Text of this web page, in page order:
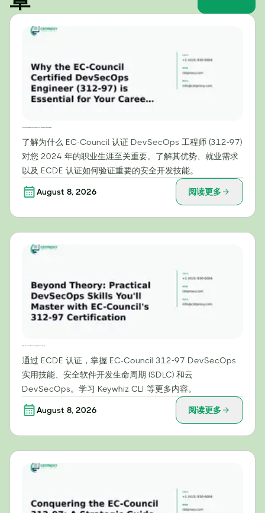
了解为什么 EC-Council 认证 DevSecOps 工程师 (312-97)
对您 2024 年的职业生涯至关重要。了解其优势、就业需求
以及 ECDE 认证如何验证重要的安全开发技能。
August 8, 2026 阅读更多
通过 ECDE 认证，掌握 EC-Council 312-97 DevSecOps
实用技能、安全软件开发生命周期 (SDLC) 和云
DevSecOps。学习 Keywhiz CLI 等更多内容。
August 8, 2026 阅读更多